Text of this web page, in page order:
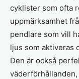
cyklister som ofta
uppmärksamhet
pendlare som vill
ljus som aktiveras
Den är också